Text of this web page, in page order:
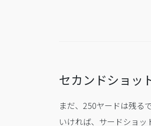
セカンドショッ
まだ、250ヤードは残る
いければ、サードショ